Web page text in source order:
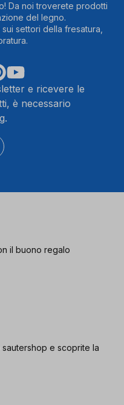
Da noi troverete prodotti
del legno.
settori della fresatura,
e ricevere le
è necessario
il buono regalo
e scoprite la